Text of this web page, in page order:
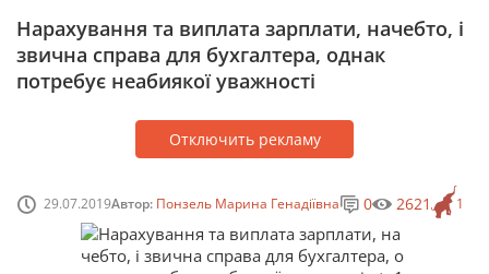
Нарахування та виплата зарплати, начебто, і
звична справа для бухгалтера, однак
потребує неабиякої уважності
Отключить рекламу
29.07.2019Автор: Понзель Марина Генадіївна 1
0 2621